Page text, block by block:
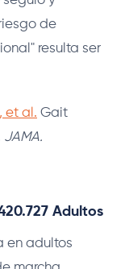
de
resulta ser
et al. Gait
JAMA.
Adultos
en adultos